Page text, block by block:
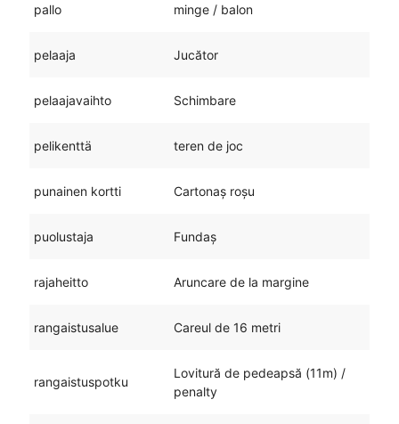
pallo minge / balon
pelaaja Jucător
pelaajavaihto Schimbare
pelikenttä teren de joc
punainen kortti Cartonaș roșu
puolustaja Fundaș
rajaheitto Aruncare de la margine
rangaistusalue Careul de 16 metri
rangaistuspotku
Lovitură de pedeapsă (11m) /
penalty